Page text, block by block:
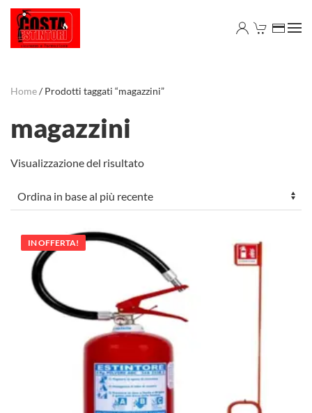
Skip to main content
Home/ Prodotti taggati “magazzini”
magazzini
Visualizzazione del risultato
IN OFFERTA!